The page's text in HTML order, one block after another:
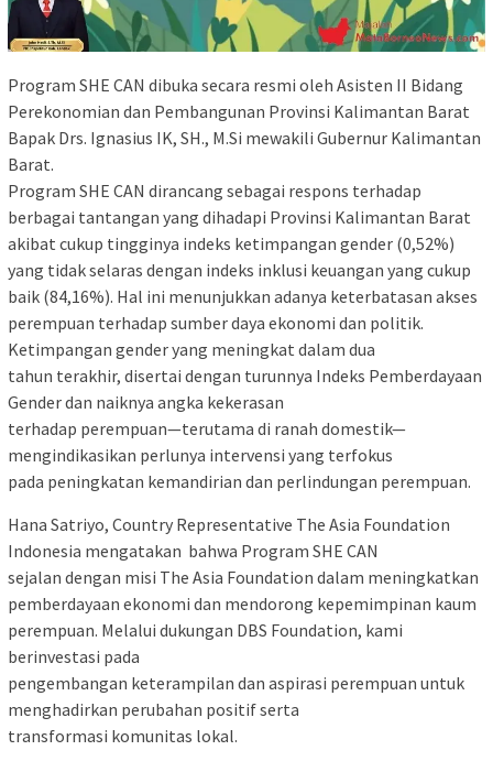
Program SHE CAN dibuka secara resmi oleh Asisten II Bidang
Perekonomian dan Pembangunan Provinsi Kalimantan Barat
Bapak Drs. Ignasius IK, SH., M.Si mewakili Gubernur Kalimantan
Barat.
Program SHE CAN dirancang sebagai respons terhadap
berbagai tantangan yang dihadapi Provinsi Kalimantan Barat
akibat cukup tingginya indeks ketimpangan gender (0,52%)
yang tidak selaras dengan indeks inklusi keuangan yang cukup
baik (84,16%). Hal ini menunjukkan adanya keterbatasan akses
perempuan terhadap sumber daya ekonomi dan politik.
Ketimpangan gender yang meningkat dalam dua
tahun terakhir, disertai dengan turunnya Indeks Pemberdayaan
Gender dan naiknya angka kekerasan
terhadap perempuan—terutama di ranah domestik—
mengindikasikan perlunya intervensi yang terfokus
pada peningkatan kemandirian dan perlindungan perempuan.
Hana Satriyo, Country Representative The Asia Foundation
Indonesia mengatakan bahwa Program SHE CAN
sejalan dengan misi The Asia Foundation dalam meningkatkan
pemberdayaan ekonomi dan mendorong kepemimpinan kaum
perempuan. Melalui dukungan DBS Foundation, kami
berinvestasi pada
pengembangan keterampilan dan aspirasi perempuan untuk
menghadirkan perubahan positif serta
transformasi komunitas lokal.